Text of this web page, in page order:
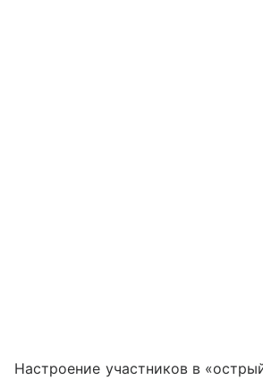
Настроение участников в